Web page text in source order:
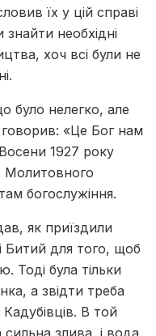
їх у цій справі
необхідні
хоч всі були не
було нелегко, але
говорив: «Це Бог нам
1927 року
Молитовного
богослужіння.
як приїздили
Битий для того, щоб
Тоді була тільки
а звідти треба
В той
злива, і вода